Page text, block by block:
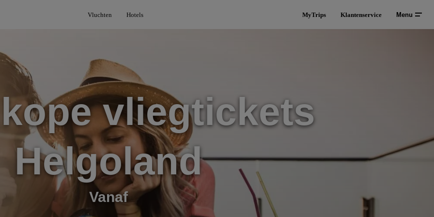
Vluchten Hotels MyTrips Klantenservice Menu
vliegtickets
Helgoland
Vanaf